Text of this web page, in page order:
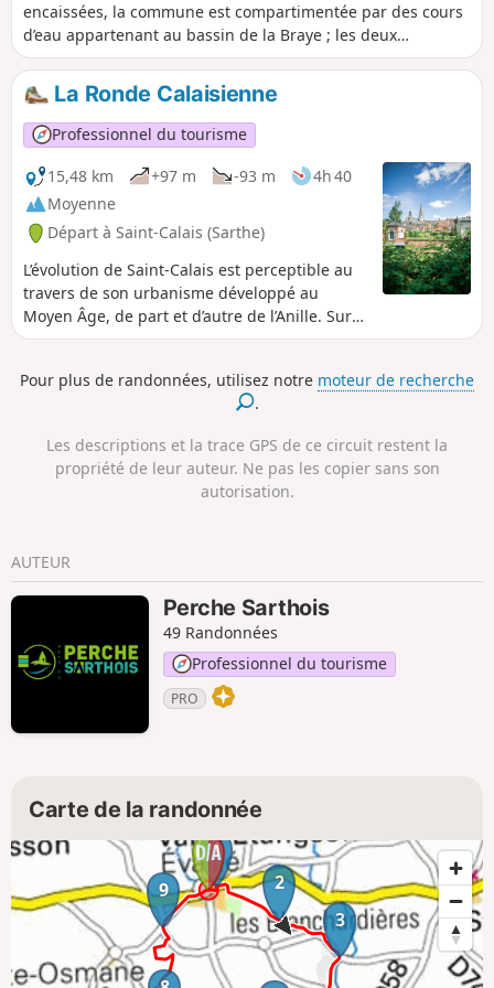
siècle, le ruisseau de la Redonne et de beaux espaces
bocagers. Carte et descriptif complet du parcours
disponibles dans le Guide Rando du Perche Sarthois (50
circuits). En vente dans les offices de tourisme du Perche
Sarthois au prix de 10€.
encaissées, la commune est compartimentée par des cours
d’eau appartenant au bassin de la Braye ; les deux
principaux sont le Charmançon et le Tusson. Son origine
pourrait remonter à l’époque gallo-romaine mais son
histoire se précise au Moyen Âge grâce à la découverte de
monnaies. Au début du XIXe siècle, après un essor
démographique important, Vancé concentre un grand
nombre d’artisans. Ainsi, on recense dans le bourg en 1810,
treize tisserands, douze professionnels du bâtiment :
quatre tailleurs de pierre, un maçon, un charpentier, trois
menuisiers, trois tailleurs de bardeaux et de nombreux
autres artisans liés aux besoins quotidiens.
La Ronde Calaisienne
Professionnel du tourisme
15,48 km
+97 m -93 m
4h 40
Moyenne
Départ à Saint-Calais (Sarthe)
L’évolution de Saint-Calais est perceptible au
travers de son urbanisme développé au
Moyen Âge, de part et d’autre de l’Anille. Sur
le versant droit, l’ancien site abbatial fondé au
l’élévation des deux hauts pignons du logis du
centre de ressources actuel. Il a laissé place à
aux bâtiments imposants et aux rues
rectilignes typiques du XIXe siècle. Sur le
versant gauche, à flanc de colline, entre la
distinguerez aisément le quartier médiéval
crée à partir de l’axe de la Grande Rue sur un
parcellaire irrégulier et dense.
Pour plus de randonnées, utilisez notre moteur de recherche
.
Les descriptions et la trace GPS de ce circuit restent la
propriété de leur auteur. Ne pas les copier sans son
autorisation.
AUTEUR
Perche Sarthois
49 Randonnées
Professionnel du tourisme
PRO
Carte de la randonnée
1
2
3
9